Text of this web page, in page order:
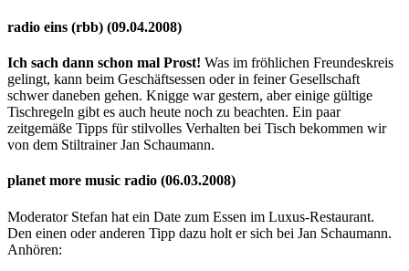
radio eins (rbb) (09.04.2008)
Ich sach dann schon mal Prost! Was im fröhlichen Freundeskreis
gelingt, kann beim Geschäftsessen oder in feiner Gesellschaft
schwer daneben gehen. Knigge war gestern, aber einige gültige
Tischregeln gibt es auch heute noch zu beachten. Ein paar
zeitgemäße Tipps für stilvolles Verhalten bei Tisch bekommen wir
von dem Stiltrainer Jan Schaumann.
planet more music radio (06.03.2008)
Moderator Stefan hat ein Date zum Essen im Luxus-Restaurant.
Den einen oder anderen Tipp dazu holt er sich bei Jan Schaumann.
Anhören: